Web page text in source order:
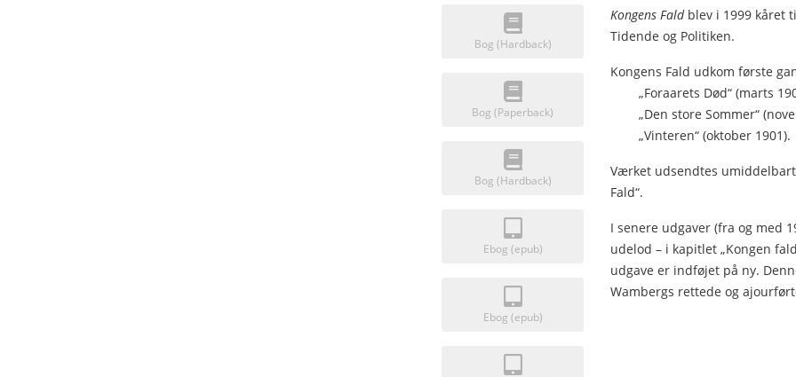
Bog (Hardback)
Bog (Paperback)
Bog (Hardback)
Ebog (epub)
Ebog (epub)
Kongens Faldblev i 1999 kåret
Tidende og Politiken.
Kongens Fald udkom første
„Foraarets Død“ (marts
„Den store Sommer“
„Vinteren“ (oktober 1901).
Værket udsendtes
Fald“.
I senere udgaver (fra og med
udelod – i kapitlet „Kongen
udgave er indføjet på ny.
Wambergs rettede og